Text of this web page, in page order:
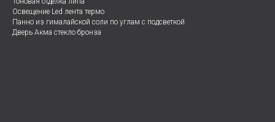
Освещение Led лента термо
Панно из гималайской соли по углам с подсветкой
Дверь Акма стекло бронза